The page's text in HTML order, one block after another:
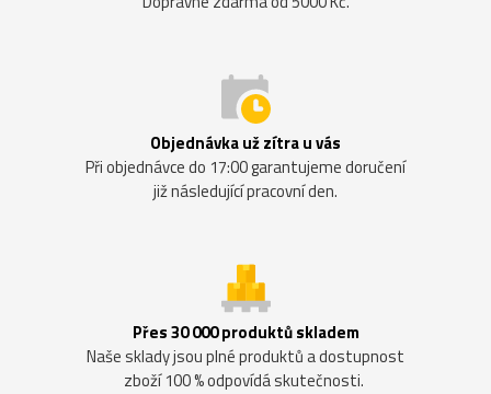
Objednávka už zítra u vás
Při objednávce do 17:00 garantujeme doručení
již následující pracovní den.
Přes 30 000 produktů skladem
Naše sklady jsou plné produktů a dostupnost
zboží 100 % odpovídá skutečnosti.